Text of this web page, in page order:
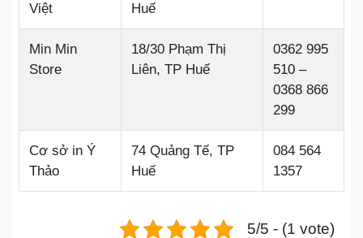
Việt
Huế
Min Min
Store
18/30 Phạm Thị
Liên, TP Huế
0362 995
510 –
0368 866
299
Cơ sở in Ý
Thảo
74 Quảng Tế, TP
Huế
084 564
1357
5/5 - (1 vote)